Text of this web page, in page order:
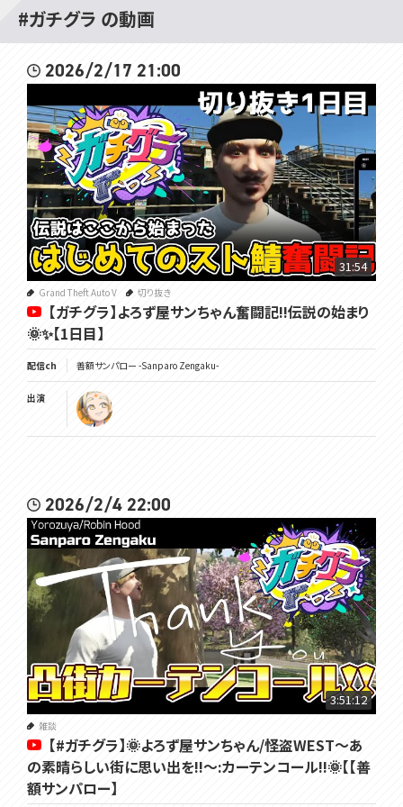
#ガチグラ の動画
2026/2/17 21:00
31:54
Grand Theft Auto V 切り抜き
【ガチグラ】よろず屋サンちゃん奮闘記!!伝説の始まり
🌞✨【1日目】
配信ch 善額サンパロー -Sanparo Zengaku-
出演
2026/2/4 22:00
3:51:12
雑談
【#ガチグラ】🌞よろず屋サンちゃん/怪盗WEST～あ
の素晴らしい街に思い出を!!～:カーテンコール!!🌞【【善
額サンパロー】